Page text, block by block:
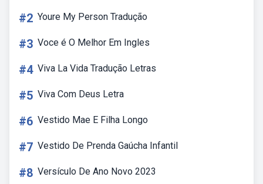
#2 Youre My Person Tradução
#3 Voce é O Melhor Em Ingles
#4 Viva La Vida Tradução Letras
#5 Viva Com Deus Letra
#6 Vestido Mae E Filha Longo
#7 Vestido De Prenda Gaúcha Infantil
#8 Versículo De Ano Novo 2023